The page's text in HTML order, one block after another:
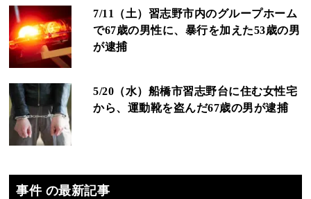
7/11（土）習志野市内のグループホーム
で67歳の男性に、暴行を加えた53歳の男
が逮捕
5/20（水）船橋市習志野台に住む女性宅
から、運動靴を盗んだ67歳の男が逮捕
事件 の最新記事